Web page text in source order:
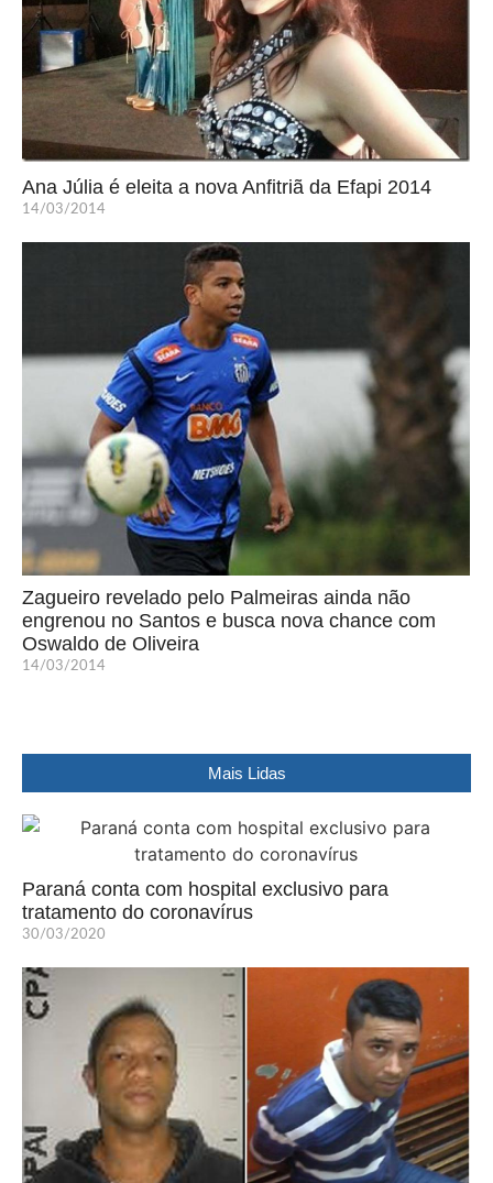
Ana Júlia é eleita a nova Anfitriã da Efapi 2014
14/03/2014
Zagueiro revelado pelo Palmeiras ainda não
engrenou no Santos e busca nova chance com
Oswaldo de Oliveira
14/03/2014
Mais Lidas
Paraná conta com hospital exclusivo para
tratamento do coronavírus
30/03/2020